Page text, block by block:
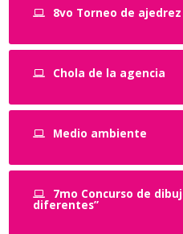
8vo Torneo de ajedrez
Chola de la agencia
Medio ambiente
7mo Concurso de
diferentes”